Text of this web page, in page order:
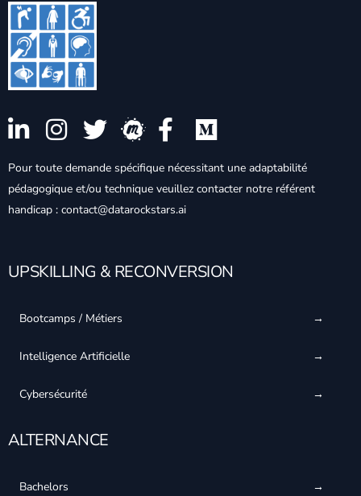
Pour toute demande spécifique nécessitant une adaptabilité
pédagogique et/ou technique veuillez contacter notre référent
handicap : contact@datarockstars.ai
UPSKILLING & RECONVERSION
Bootcamps / Métiers
Intelligence Artificielle
Cybersécurité
ALTERNANCE
Bachelors